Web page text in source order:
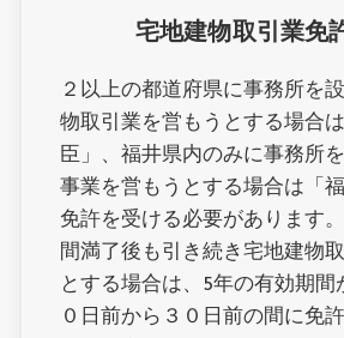
宅地建物取引業免
２以上の都道府県に事務所を
物取引業を営もうとする場合
臣」、福井県内のみに事務所
事業を営もうとする場合は「
免許を受ける必要があります
間満了後も引き続き宅地建物
とする場合は、5年の有効期間
０日前から３０日前の間に免